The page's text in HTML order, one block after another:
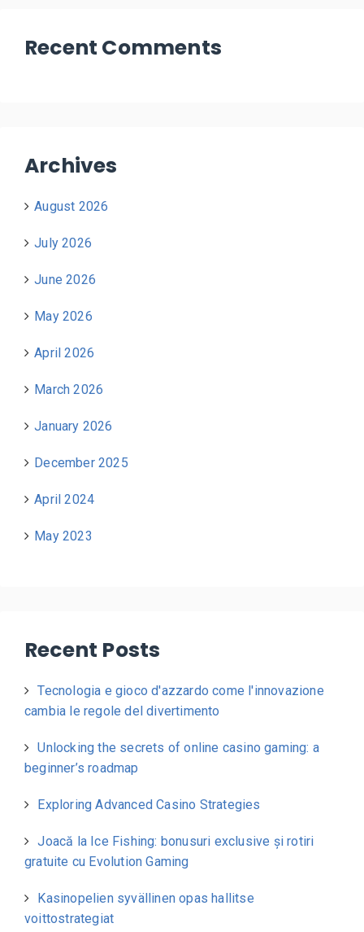
Recent Comments
Archives
August 2026
July 2026
June 2026
May 2026
April 2026
March 2026
January 2026
December 2025
April 2024
May 2023
Recent Posts
Tecnologia e gioco d'azzardo come l'innovazione
cambia le regole del divertimento
Unlocking the secrets of online casino gaming: a
beginner’s roadmap
Exploring Advanced Casino Strategies
Joacă la Ice Fishing: bonusuri exclusive și rotiri
gratuite cu Evolution Gaming
Kasinopelien syvällinen opas hallitse
voittostrategiat